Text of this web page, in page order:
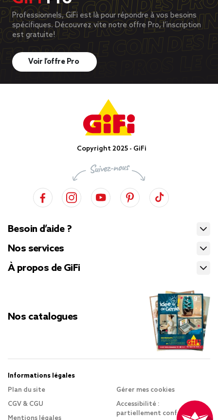
Professionnels, GiFi est là pour répondre à vos besoins
spécifiques. Découvrez vite notre offre Pro, l’inscription
est gratuite!
Voir l’offre Pro
Copyright 2025 - GiFi
Besoin d’aide ?
Nos services
À propos de GiFi
Nos catalogues
Informations légales
Plan du site
CGV & CGU
Mentions légales
Gérer mes cookies
Accessibilité :
partiellement conforme